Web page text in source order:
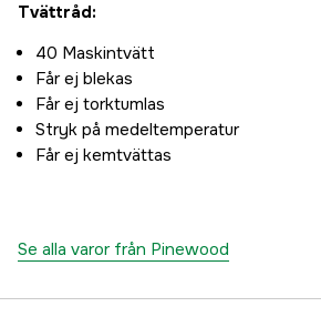
Tvättråd:
40 Maskintvätt
Får ej blekas
Får ej torktumlas
Stryk på medeltemperatur
Får ej kemtvättas
Se alla varor från Pinewood